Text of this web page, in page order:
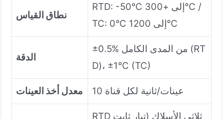
نطاق القياس
RTD: -50°C إلى +300°C /
TC: 0°C إلى 1200°C
الدقة
±0.5% من المدى الكامل (RT
D)، ±1°C (TC)
معدل أخذ العينات 10 عينات/ثانية لكل قناة
RTD ثلاثي الأسلاك (تيار ثابت